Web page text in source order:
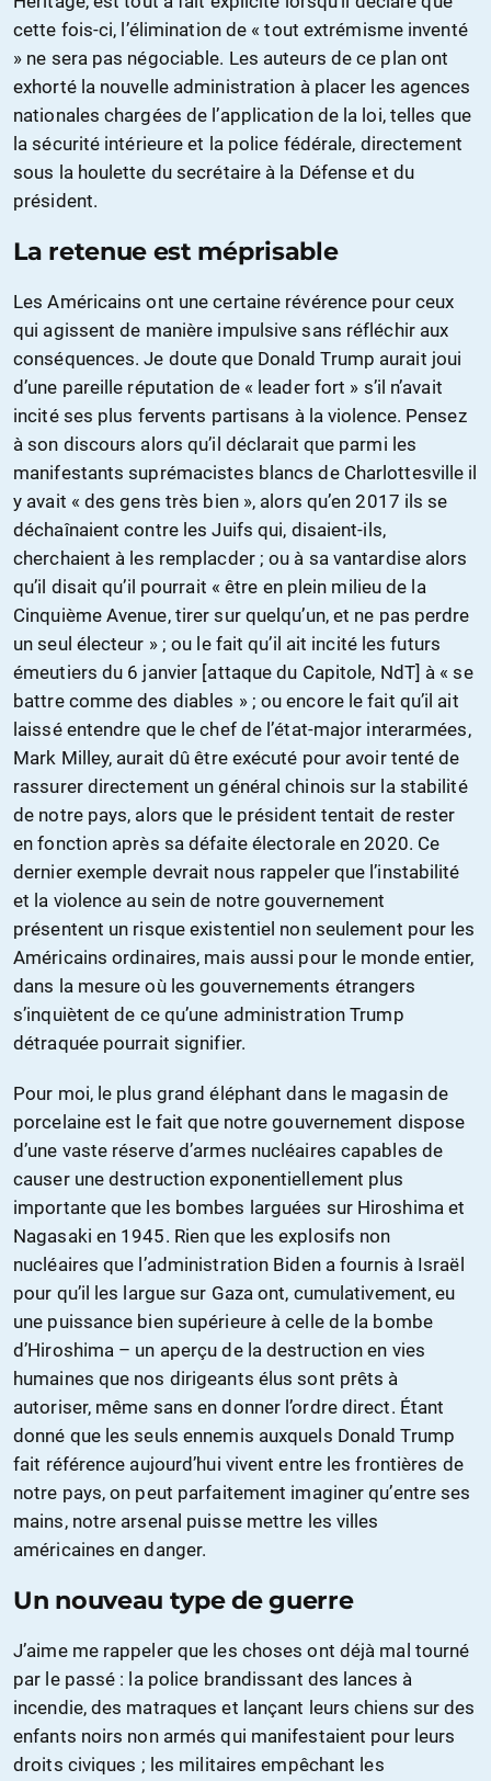
cette fois-ci, l’élimination de « tout extrémisme inventé
» ne sera pas négociable. Les auteurs de ce plan ont
exhorté la nouvelle administration à placer les agences
nationales chargées de l’application de la loi, telles que
la sécurité intérieure et la police fédérale, directement
sous la houlette du secrétaire à la Défense et du
président.
La retenue est méprisable
Les Américains ont une certaine révérence pour ceux
qui agissent de manière impulsive sans réfléchir aux
conséquences. Je doute que Donald Trump aurait joui
d’une pareille réputation de « leader fort » s’il n’avait
incité ses plus fervents partisans à la violence. Pensez
à son discours alors qu’il déclarait que parmi les
manifestants suprémacistes blancs de Charlottesville il
y avait « des gens très bien », alors qu’en 2017 ils se
déchaînaient contre les Juifs qui, disaient-ils,
cherchaient à les remplacder ; ou à sa vantardise alors
qu’il disait qu’il pourrait « être en plein milieu de la
Cinquième Avenue, tirer sur quelqu’un, et ne pas perdre
un seul électeur » ; ou le fait qu’il ait incité les futurs
émeutiers du 6 janvier [attaque du Capitole, NdT] à « se
battre comme des diables » ; ou encore le fait qu’il ait
laissé entendre que le chef de l’état-major interarmées,
Mark Milley, aurait dû être exécuté pour avoir tenté de
rassurer directement un général chinois sur la stabilité
de notre pays, alors que le président tentait de rester
en fonction après sa défaite électorale en 2020. Ce
dernier exemple devrait nous rappeler que l’instabilité
et la violence au sein de notre gouvernement
présentent un risque existentiel non seulement pour les
Américains ordinaires, mais aussi pour le monde entier,
dans la mesure où les gouvernements étrangers
s’inquiètent de ce qu’une administration Trump
détraquée pourrait signifier.
Pour moi, le plus grand éléphant dans le magasin de
porcelaine est le fait que notre gouvernement dispose
d’une vaste réserve d’armes nucléaires capables de
causer une destruction exponentiellement plus
importante que les bombes larguées sur Hiroshima et
Nagasaki en 1945. Rien que les explosifs non
nucléaires que l’administration Biden a fournis à Israël
pour qu’il les largue sur Gaza ont, cumulativement, eu
une puissance bien supérieure à celle de la bombe
d’Hiroshima – un aperçu de la destruction en vies
humaines que nos dirigeants élus sont prêts à
autoriser, même sans en donner l’ordre direct. Étant
donné que les seuls ennemis auxquels Donald Trump
fait référence aujourd’hui vivent entre les frontières de
notre pays, on peut parfaitement imaginer qu’entre ses
mains, notre arsenal puisse mettre les villes
américaines en danger.
Un nouveau type de guerre
J’aime me rappeler que les choses ont déjà mal tourné
par le passé : la police brandissant des lances à
incendie, des matraques et lançant leurs chiens sur des
enfants noirs non armés qui manifestaient pour leurs
droits civiques ; les militaires empêchant les